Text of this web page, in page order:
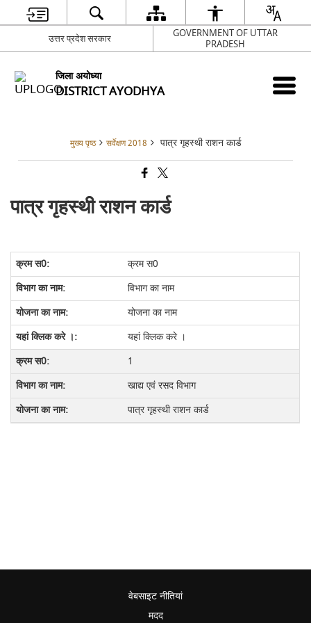
उत्तर प्रदेश सरकार
GOVERNMENT OF UTTAR
PRADESH
जिला अयोध्या
DISTRICT AYODHYA
मुख्य पृष्ठ सर्वेक्षण 2018 पात्र गृहस्थी राशन कार्ड
पात्र गृहस्थी राशन कार्ड
क्रम स0
विभाग का नाम
योजना का नाम
यहां क्लिक करे ।
1
खाद्य एवं रसद विभाग
पात्र गृहस्थी राशन कार्ड
वेबसाइट नीतियां
मदद